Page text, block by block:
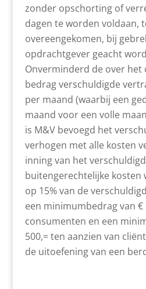
zonder opschorting of
dagen te worden voldaan,
overeengekomen, bij
opdrachtgever geacht
Onverminderd de over het
bedrag verschuldigde
per maand (waarbij een
maand voor een volle
is M&V bevoegd het
verhogen met alle kosten
inning van het
buitengerechtelijke kosten
op 15% van de
een minimumbedrag van €
consumenten en een
500,= ten aanzien van
de uitoefening van een